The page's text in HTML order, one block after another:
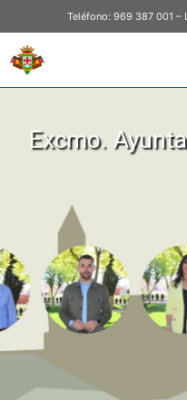
Teléfono: 969 387 001 –
Excmo.